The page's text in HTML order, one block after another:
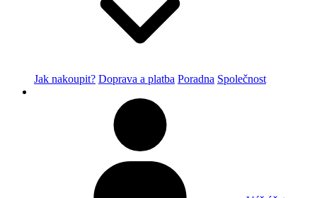
Jak nakoupit? Doprava a platba Poradna Společnost